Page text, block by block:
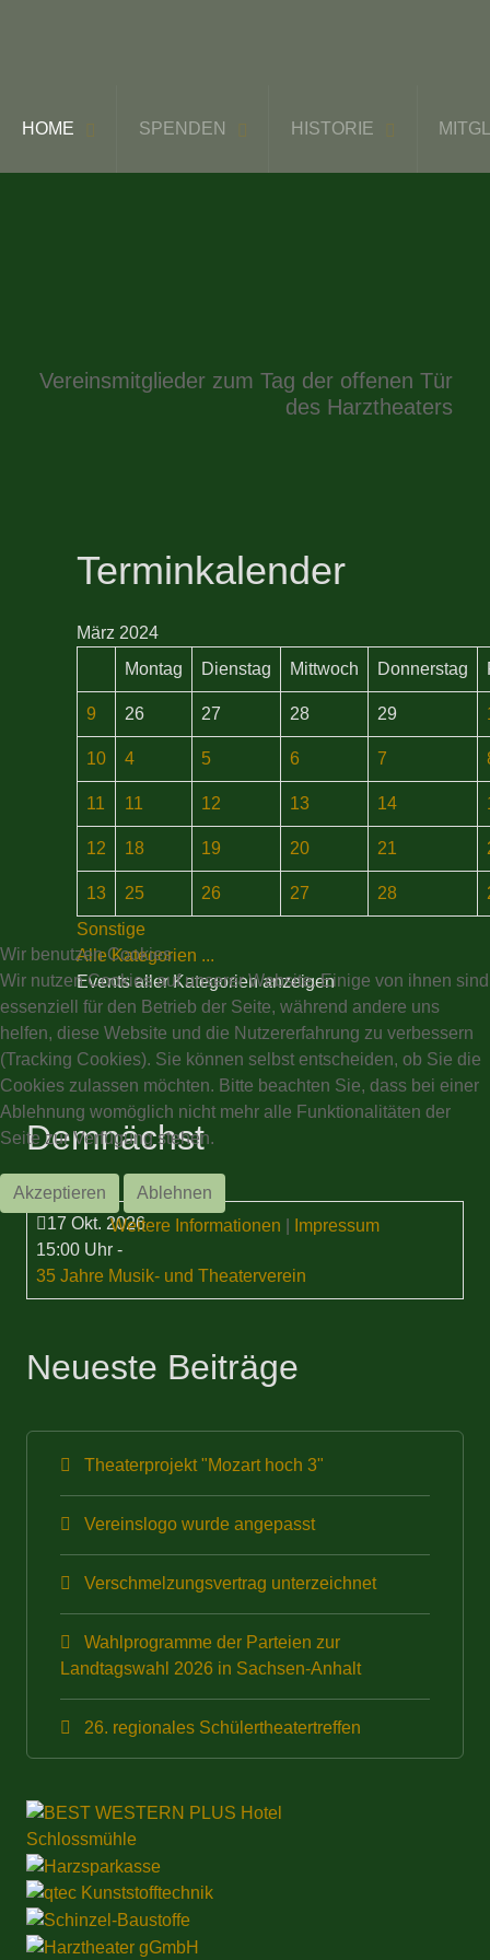
HOME SPENDEN HISTORIE
Vereinsmitglieder zum Tag der offenen Tür
des Harztheaters
Terminkalender
März 2024
Montag
Dienstag Mittwoch Donnerstag
9 26 27 28 29
10 4 5 6 7
11 11 12 13 14
12 18 19 20 21
13 25 26 27 28
Sonstige
Alle Kategorien ...
Events aller Kategorien anzeigen
Demnächst
17 Okt. 2026
15:00 Uhr -
35 Jahre Musik- und Theaterverein
Neueste Beiträge
Theaterprojekt "Mozart hoch 3"
Vereinslogo wurde angepasst
Verschmelzungsvertrag unterzeichnet
Wahlprogramme der Parteien zur
Landtagswahl 2026 in Sachsen-Anhalt
26. regionales Schülertheatertreffen
Wir benutzen Cookies
Wir nutzen Cookies auf unserer Website. Einige von ihnen sind
essenziell für den Betrieb der Seite, während andere uns
helfen, diese Website und die Nutzererfahrung zu verbessern
(Tracking Cookies). Sie können selbst entscheiden, ob Sie die
Cookies zulassen möchten. Bitte beachten Sie, dass bei einer
Ablehnung womöglich nicht mehr alle Funktionalitäten der
Seite zur Verfügung stehen.
Akzeptieren
Ablehnen
Weitere Informationen
Impressum